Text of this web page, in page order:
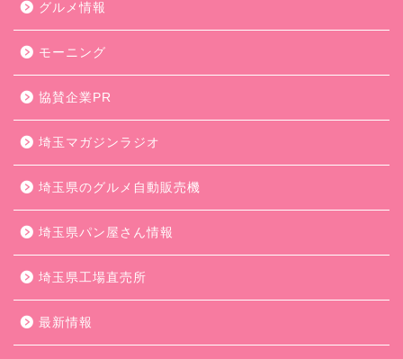
グルメ情報
モーニング
協賛企業PR
埼玉マガジンラジオ
埼玉県のグルメ自動販売機
埼玉県パン屋さん情報
埼玉県工場直売所
最新情報